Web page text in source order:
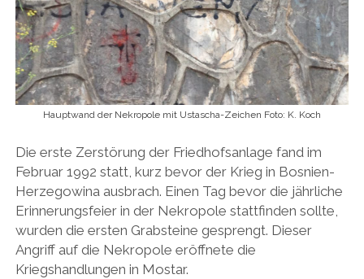
Hauptwand der Nekropole mit Ustascha-Zeichen Foto: K. Koch
Die erste Zerstörung der Friedhofsanlage fand im
Februar 1992 statt, kurz bevor der Krieg in Bosnien-
Herzegowina ausbrach. Einen Tag bevor die jährliche
Erinnerungsfeier in der Nekropole stattfinden sollte,
wurden die ersten Grabsteine gesprengt. Dieser
Angriff auf die Nekropole eröffnete die
Kriegshandlungen in Mostar.